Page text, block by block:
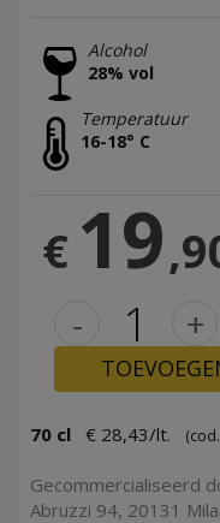
Alcohol
28% vol
Temperatuur
16-18° C
€ 19
- +
70 cl € 28,43/lt.
Gecommercialiseerd
Abruzzi 94, 20131